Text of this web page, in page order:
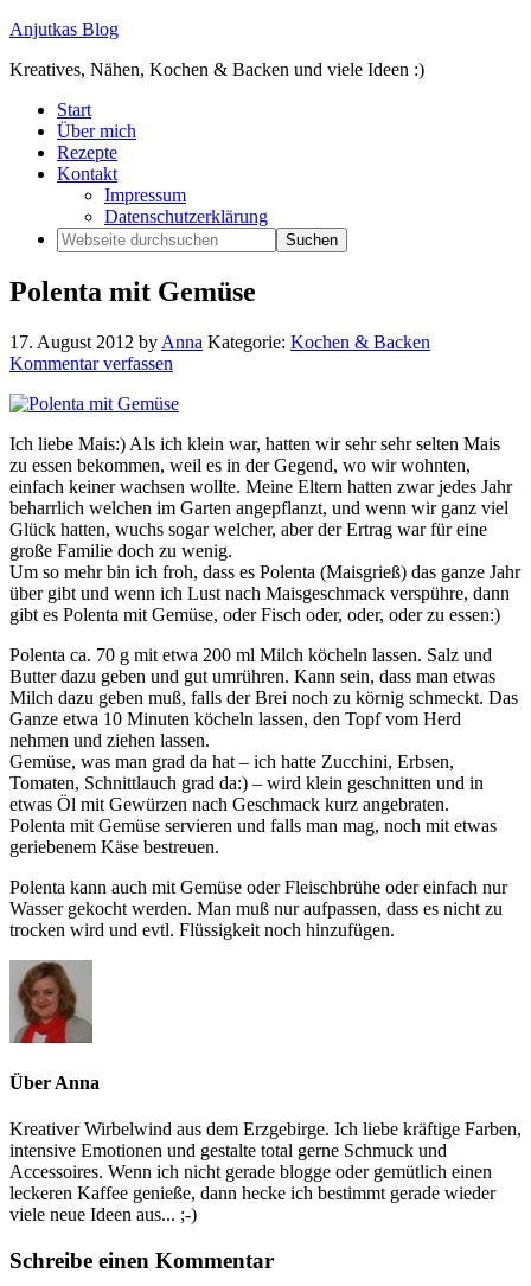
Anjutkas Blog
Kreatives, Nähen, Kochen & Backen und viele Ideen :)
Start
Über mich
Rezepte
Kontakt
Impressum
Datenschutzerklärung
Polenta mit Gemüse
17. August 2012 by Anna Kategorie: Kochen & Backen
Kommentar verfassen
Ich liebe Mais:) Als ich klein war, hatten wir sehr sehr selten Mais
zu essen bekommen, weil es in der Gegend, wo wir wohnten,
einfach keiner wachsen wollte. Meine Eltern hatten zwar jedes Jahr
beharrlich welchen im Garten angepflanzt, und wenn wir ganz viel
Glück hatten, wuchs sogar welcher, aber der Ertrag war für eine
große Familie doch zu wenig.
Um so mehr bin ich froh, dass es Polenta (Maisgrieß) das ganze Jahr
über gibt und wenn ich Lust nach Maisgeschmack verspühre, dann
gibt es Polenta mit Gemüse, oder Fisch oder, oder, oder zu essen:)
Polenta ca. 70 g mit etwa 200 ml Milch köcheln lassen. Salz und
Butter dazu geben und gut umrühren. Kann sein, dass man etwas
Milch dazu geben muß, falls der Brei noch zu körnig schmeckt. Das
Ganze etwa 10 Minuten köcheln lassen, den Topf vom Herd
nehmen und ziehen lassen.
Gemüse, was man grad da hat – ich hatte Zucchini, Erbsen,
Tomaten, Schnittlauch grad da:) – wird klein geschnitten und in
etwas Öl mit Gewürzen nach Geschmack kurz angebraten.
Polenta mit Gemüse servieren und falls man mag, noch mit etwas
geriebenem Käse bestreuen.
Polenta kann auch mit Gemüse oder Fleischbrühe oder einfach nur
Wasser gekocht werden. Man muß nur aufpassen, dass es nicht zu
trocken wird und evtl. Flüssigkeit noch hinzufügen.
Über Anna
Kreativer Wirbelwind aus dem Erzgebirge. Ich liebe kräftige Farben,
intensive Emotionen und gestalte total gerne Schmuck und
Accessoires. Wenn ich nicht gerade blogge oder gemütlich einen
leckeren Kaffee genieße, dann hecke ich bestimmt gerade wieder
viele neue Ideen aus... ;-)
Schreibe einen Kommentar